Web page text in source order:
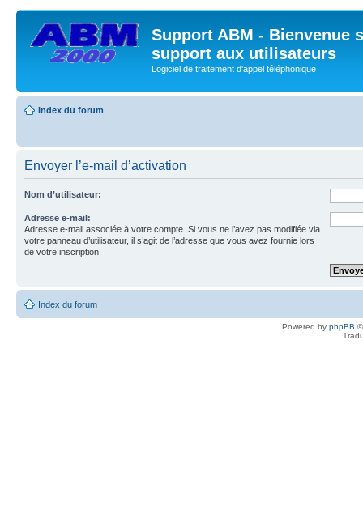
Support ABM - Bienvenue
support aux utilisateurs
Logiciel de traitement d'appel téléphonique
Index du forum
Envoyer l’e-mail d’activation
Nom d’utilisateur:
Adresse e-mail:
Adresse e-mail associée à votre compte. Si vous ne l’avez pas modifiée via
votre panneau d’utilisateur, il s’agit de l’adresse que vous avez fournie lors
de votre inscription.
Index du forum
Powered by phpBB